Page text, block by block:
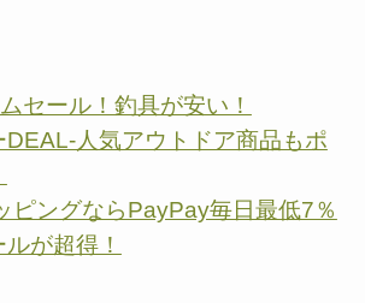
セール！釣具が安い！
人気アウトドア商品もポ
ピングならPayPay毎日最低7％
が超得！